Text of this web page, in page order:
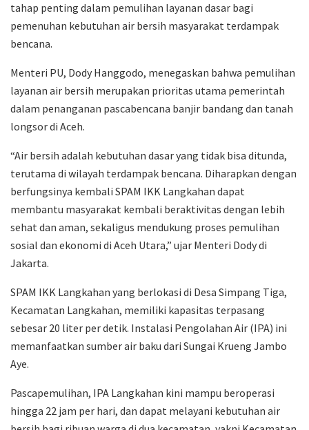
tahap penting dalam pemulihan layanan dasar bagi
pemenuhan kebutuhan air bersih masyarakat terdampak
bencana.
Menteri PU, Dody Hanggodo, menegaskan bahwa pemulihan
layanan air bersih merupakan prioritas utama pemerintah
dalam penanganan pascabencana banjir bandang dan tanah
longsor di Aceh.
“Air bersih adalah kebutuhan dasar yang tidak bisa ditunda,
terutama di wilayah terdampak bencana. Diharapkan dengan
berfungsinya kembali SPAM IKK Langkahan dapat
membantu masyarakat kembali beraktivitas dengan lebih
sehat dan aman, sekaligus mendukung proses pemulihan
sosial dan ekonomi di Aceh Utara,” ujar Menteri Dody di
Jakarta.
SPAM IKK Langkahan yang berlokasi di Desa Simpang Tiga,
Kecamatan Langkahan, memiliki kapasitas terpasang
sebesar 20 liter per detik. Instalasi Pengolahan Air (IPA) ini
memanfaatkan sumber air baku dari Sungai Krueng Jambo
Aye.
Pascapemulihan, IPA Langkahan kini mampu beroperasi
hingga 22 jam per hari, dan dapat melayani kebutuhan air